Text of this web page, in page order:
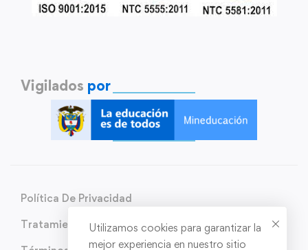
Vigilados por
Política De Privacidad
Tratamiento de Datos Personales
Utilizamos cookies para garantizar la
mejor experiencia en nuestro sitio